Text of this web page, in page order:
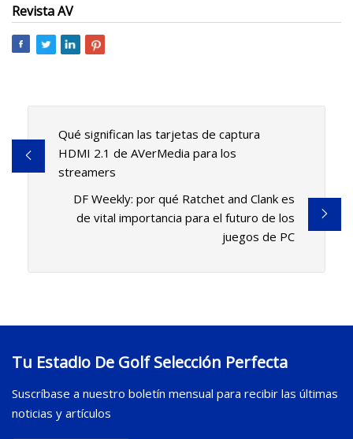
Revista AV
Qué significan las tarjetas de captura
HDMI 2.1 de AVerMedia para los
streamers
DF Weekly: por qué Ratchet and Clank es
de vital importancia para el futuro de los
juegos de PC
Tu Estadio De Golf Selección Perfecta
Suscríbase a nuestro boletín mensual para recibir las últimas
noticias y artículos